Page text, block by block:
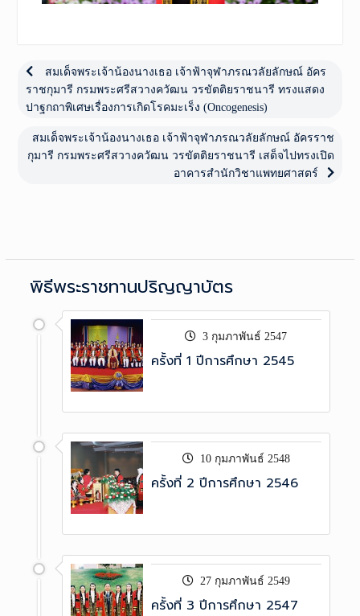
นำทาง
เรื่อง
Previous
post:
สมเด็จพระเจ้าน้องนางเธอ เจ้าฟ้าจุฬาภรณวลัยลักษณ์ อัคร
ราชกุมารี กรมพระศรีสวางควัฒน วรขัตติยราชนารี ทรงแสดง
ปาฐกถาพิเศษเรื่องการเกิดโรคมะเร็ง (Oncogenesis)
Next
post:
สมเด็จพระเจ้าน้องนางเธอ เจ้าฟ้าจุฬาภรณวลัยลักษณ์ อัครราช
กุมารี กรมพระศรีสวางควัฒน วรขัตติยราชนารี เสด็จไปทรงเปิด
อาคารสำนักวิชาแพทยศาสตร์
พิธีพระราชทานปริญญาบัตร
3 กุมภาพันธ์ 2547
ครั้งที่ 1 ปีการศึกษา 2545
10 กุมภาพันธ์ 2548
ครั้งที่ 2 ปีการศึกษา 2546
27 กุมภาพันธ์ 2549
ครั้งที่ 3 ปีการศึกษา 2547